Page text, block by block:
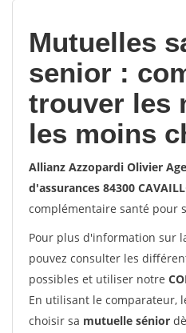
Mutuelles
senior :
trouver les
les moins
Allianz Azzopardi Olivier
d'assurances 84300
complémentaire santé pour
Pour plus d'information sur
pouvez consulter les
possibles et utiliser notre
En utilisant le comparateur,
choisir sa mutuelle sénior